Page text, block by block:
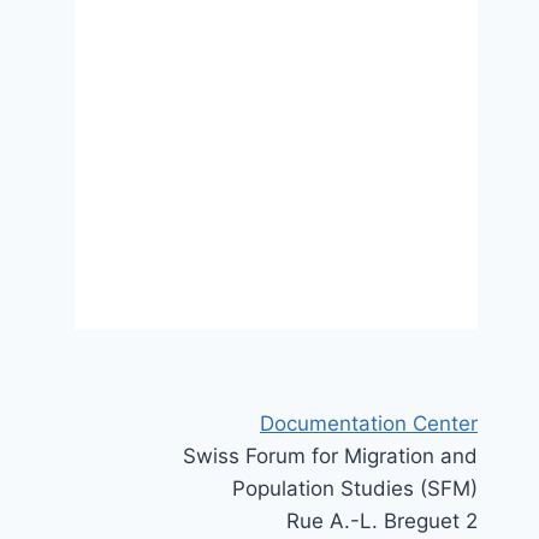
Documentation Center
Swiss Forum for Migration and
Population Studies (SFM)
Rue A.-L. Breguet 2